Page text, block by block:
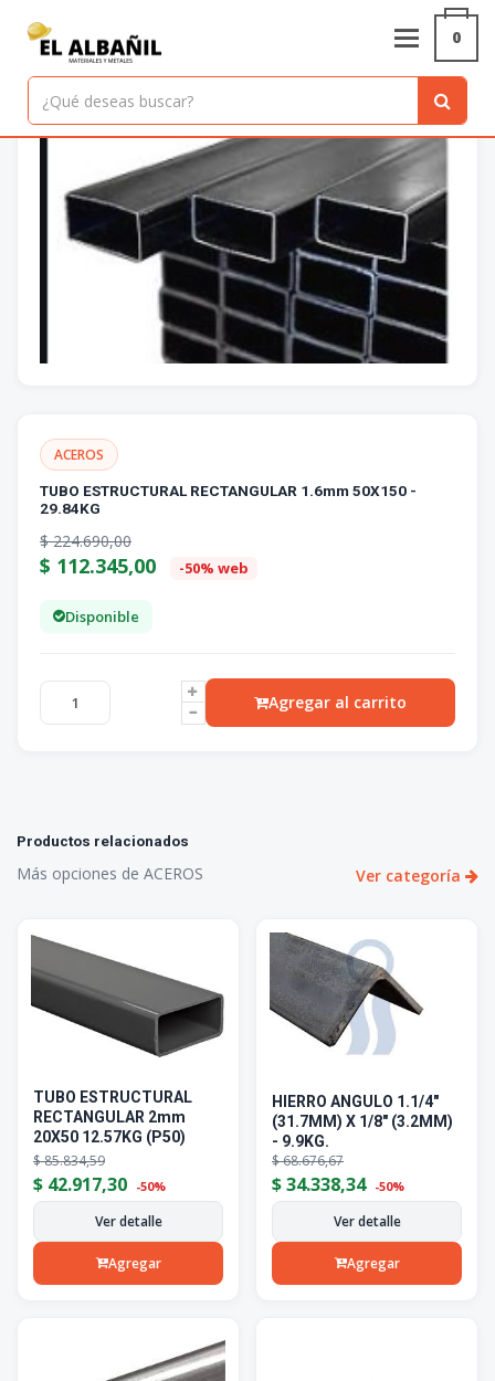
0
Inicio
TUBO ESTRUCTURAL RECTANGULAR 1.6mm 50X150
- 29.84KG
ACEROS
TUBO ESTRUCTURAL RECTANGULAR 1.6mm 50X150 -
29.84KG
$224.690,00
$ 112.345,00 -50% web
Disponible
Agregar al carrito
Productos relacionados
Más opciones de ACEROS Ver categoría
TUBO ESTRUCTURAL
RECTANGULAR 2mm
20X50 12.57KG (P50)
$85.834,59
$ 42.917,30 -50%
Ver detalle
Agregar
HIERRO ANGULO 1.1/4"
(31.7MM) X 1/8" (3.2MM)
- 9.9KG.
$68.676,67
$34.338,34 -50%
Ver detalle
Agregar